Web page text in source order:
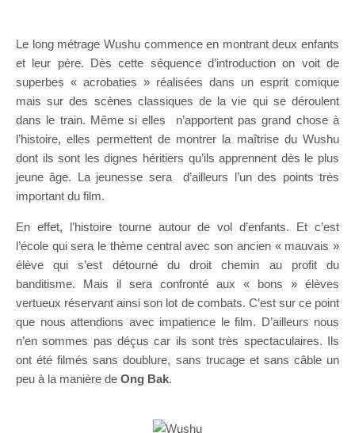
Le long métrage Wushu commence en montrant deux enfants
et leur père. Dès cette séquence d’introduction on voit de
superbes « acrobaties » réalisées dans un esprit comique
mais sur des scènes classiques de la vie qui se déroulent
dans le train. Même si elles n’apportent pas grand chose à
l’histoire, elles permettent de montrer la maîtrise du Wushu
dont ils sont les dignes héritiers qu’ils apprennent dès le plus
jeune âge. La jeunesse sera d’ailleurs l’un des points très
important du film.
En effet, l’histoire tourne autour de vol d’enfants. Et c’est
l’école qui sera le thème central avec son ancien « mauvais »
élève qui s’est détourné du droit chemin au profit du
banditisme. Mais il sera confronté aux « bons » élèves
vertueux réservant ainsi son lot de combats. C’est sur ce point
que nous attendions avec impatience le film. D’ailleurs nous
n’en sommes pas déçus car ils sont très spectaculaires. Ils
ont été filmés sans doublure, sans trucage et sans câble un
peu à la manière de Ong Bak.